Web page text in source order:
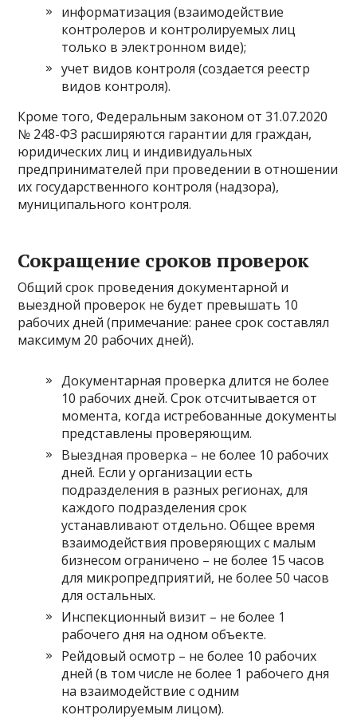
информатизация (взаимодействие
контролеров и контролируемых лиц
только в электронном виде);
учет видов контроля (создается реестр
видов контроля).
Кроме того, Федеральным законом от 31.07.2020
№ 248-ФЗ расширяются гарантии для граждан,
юридических лиц и индивидуальных
предпринимателей при проведении в отношении
их государственного контроля (надзора),
муниципального контроля.
Сокращение сроков проверок
Общий срок проведения документарной и
выездной проверок не будет превышать 10
рабочих дней (примечание: ранее срок составлял
максимум 20 рабочих дней).
Документарная проверка длится не более
10 рабочих дней. Срок отсчитывается от
момента, когда истребованные документы
представлены проверяющим.
Выездная проверка – не более 10 рабочих
дней. Если у организации есть
подразделения в разных регионах, для
каждого подразделения срок
устанавливают отдельно. Общее время
взаимодействия проверяющих с малым
бизнесом ограничено – не более 15 часов
для микропредприятий, не более 50 часов
для остальных.
Инспекционный визит – не более 1
рабочего дня на одном объекте.
Рейдовый осмотр – не более 10 рабочих
дней (в том числе не более 1 рабочего дня
на взаимодействие с одним
контролируемым лицом).